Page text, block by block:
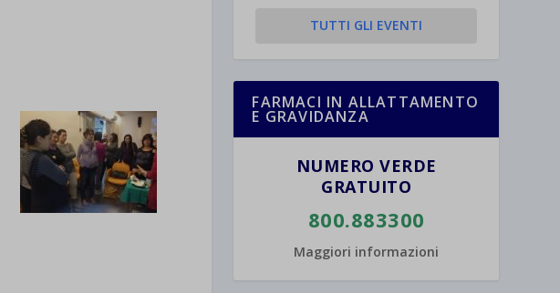
TUTTI GLI EVENTI
FARMACI IN ALLATTAMENTO
E GRAVIDANZA
NUMERO VERDE
GRATUITO
800.883300
Maggiori informazioni